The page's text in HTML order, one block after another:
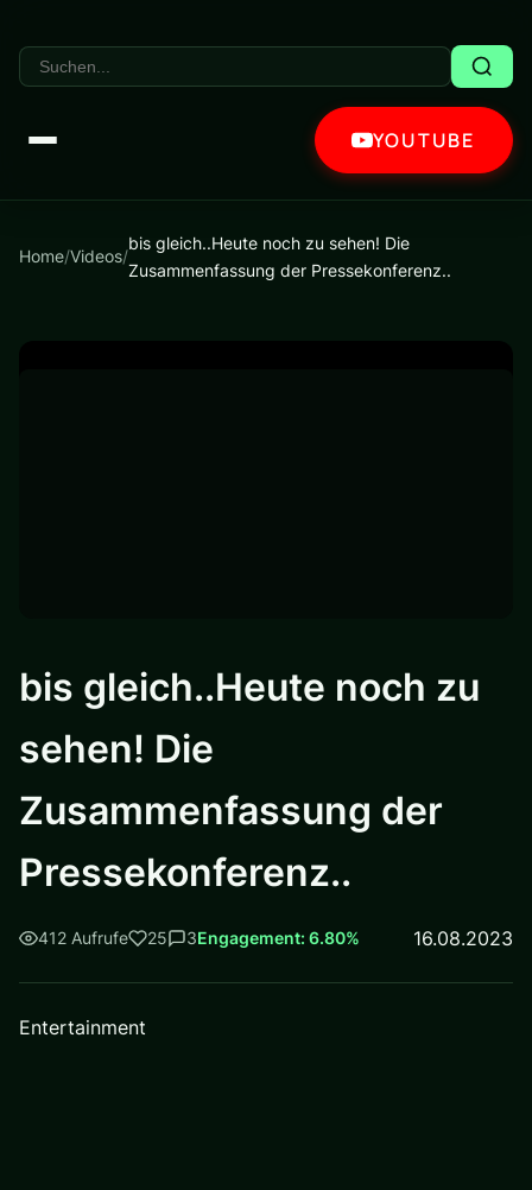
YOUTUBE
Home/Videos/
bis gleich..Heute noch zu sehen! Die
Zusammenfassung der Pressekonferenz..
bis gleich..Heute noch zu
sehen! Die
Zusammenfassung der
Pressekonferenz..
412 Aufrufe 25 3Engagement: 6.80% 16.08.2023
Entertainment